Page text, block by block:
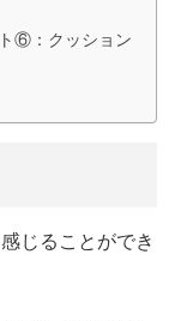
⑥：クッション
じることができ